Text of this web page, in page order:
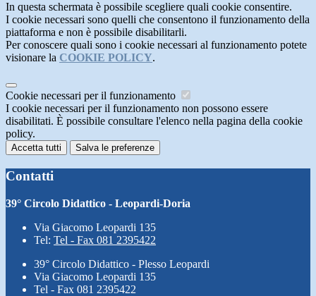
In questa schermata è possibile scegliere quali cookie consentire.
I cookie necessari sono quelli che consentono il funzionamento della
piattaforma e non è possibile disabilitarli.
Per conoscere quali sono i cookie necessari al funzionamento potete
visionare la COOKIE POLICY.
Cookie necessari per il funzionamento
I cookie necessari per il funzionamento non possono essere
disabilitati. È possibile consultare l'elenco nella pagina della cookie
policy.
Accetta tutti Salva le preferenze
Contatti
39° Circolo Didattico - Leopardi-Doria
Via Giacomo Leopardi 135
Tel: Tel - Fax 081 2395422
39° Circolo Didattico - Plesso Leopardi
Via Giacomo Leopardi 135
Tel - Fax 081 2395422